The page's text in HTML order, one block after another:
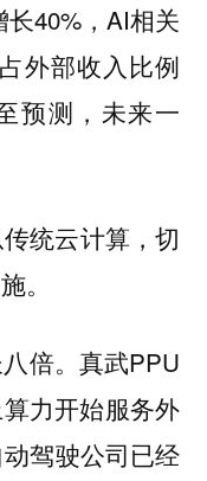
40%，AI相关
外部收入比例
预测，未来一
统云计算，切
。
倍。真武PPU
力开始服务外
驾驶公司已经